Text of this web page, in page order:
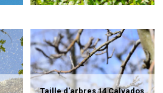
Taille d'arbres 14 Calvados